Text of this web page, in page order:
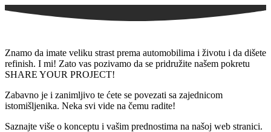
Znamo da imate veliku strast prema automobilima i životu i da dišete
refinish. I mi! Zato vas pozivamo da se pridružite našem pokretu
SHARE YOUR PROJECT! ‍
Zabavno je i zanimljivo te ćete se povezati sa zajednicom
istomišljenika. Neka svi vide na čemu radite! ‍
Saznajte više o konceptu i vašim prednostima na našoj web stranici.